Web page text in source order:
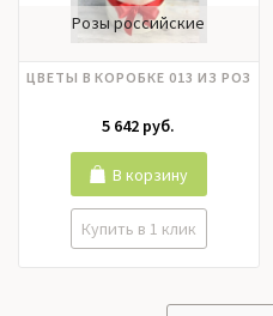
Розы российские
ЦВЕТЫ В КОРОБКЕ 013 ИЗ РОЗ
5 642 руб.
Купить в 1 клик
В корзину